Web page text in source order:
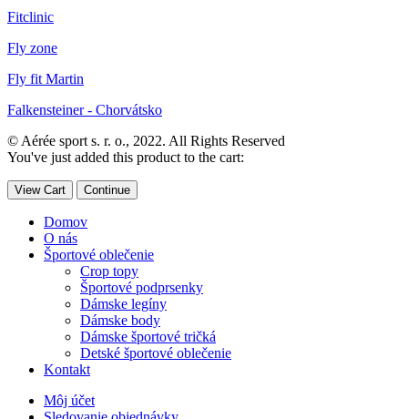
Fitclinic
Fly zone
Fly fit Martin
Falkensteiner - Chorvátsko
© Aérée sport s. r. o., 2022. All Rights Reserved
You've just added this product to the cart:
View Cart Continue
Domov
O nás
Športové oblečenie
Crop topy
Športové podprsenky
Dámske legíny
Dámske body
Dámske športové tričká
Detské športové oblečenie
Kontakt
Môj účet